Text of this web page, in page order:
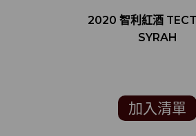
2020 智利紅酒
SYRAH
加入清單